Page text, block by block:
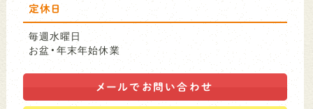
定休日
毎週水曜日
お盆・年末年始休業
メールで お問い合わせ